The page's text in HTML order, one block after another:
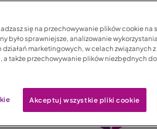
się na przechowywanie plików cookie na
było sprawniejsze, analizowanie
marketingowych, w celach związanych z
a także przechowywanie plików niezbędnych do
Akceptuj wszystkie pliki cookie